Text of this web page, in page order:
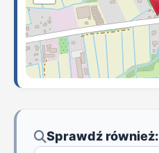
Sprawdź również: